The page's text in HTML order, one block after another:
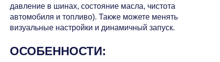
давление в шинах, состояние масла, чистота
автомобиля и топливо). Также можете менять
визуальные настройки и динамичный запуск.
ОСОБЕННОСТИ: